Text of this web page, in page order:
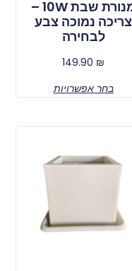
מנורת שבת 10W –
צריכה נמוכה צבע
לבחירה
149.90 ₪
בחר אפשרויות